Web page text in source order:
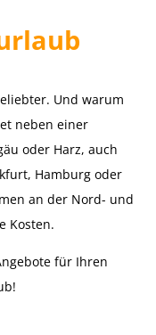
Und warum
neben einer
oder Harz, auch
Hamburg oder
an der Nord- und
Kosten.
für Ihren